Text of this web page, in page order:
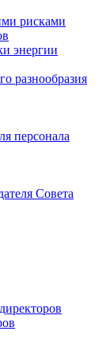
рисками
энергии
разнообразия
персонала
Совета